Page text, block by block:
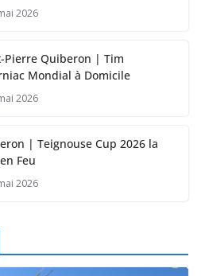
2026
Pierre Quiberon | Tim
Mondial à Domicile
2026
| Teignouse Cup 2026 la
Feu
2026